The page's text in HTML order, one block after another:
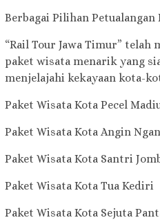
Berbagai Pilihan Petualangan
“Rail Tour Jawa Timur” telah
paket wisata menarik yang
menjelajahi kekayaan kota-
Paket Wisata Kota Pecel
Paket Wisata Kota Angin
Paket Wisata Kota Santri
Paket Wisata Kota Tua Kediri
Paket Wisata Kota Sejuta